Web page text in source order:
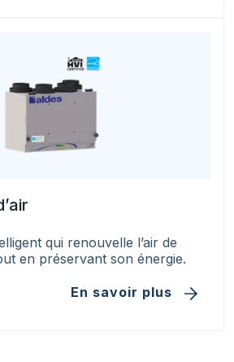
qui renouvelle l’air de
en préservant son énergie.
En savoir plus